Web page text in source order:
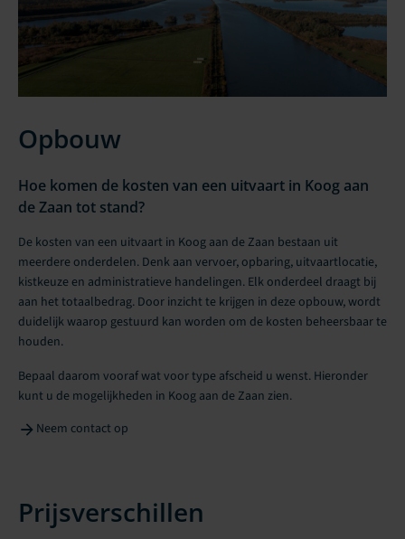
Opbouw
Hoe komen de kosten van een uitvaart in Koog aan
de Zaan tot stand?
De kosten van een uitvaart in Koog aan de Zaan bestaan uit
meerdere onderdelen. Denk aan vervoer, opbaring, uitvaartlocatie,
kistkeuze en administratieve handelingen. Elk onderdeel draagt bij
aan het totaalbedrag. Door inzicht te krijgen in deze opbouw, wordt
duidelijk waarop gestuurd kan worden om de kosten beheersbaar te
houden.
Bepaal daarom vooraf wat voor type afscheid u wenst. Hieronder
kunt u de mogelijkheden in Koog aan de Zaan zien.
Neem contact op
Prijsverschillen